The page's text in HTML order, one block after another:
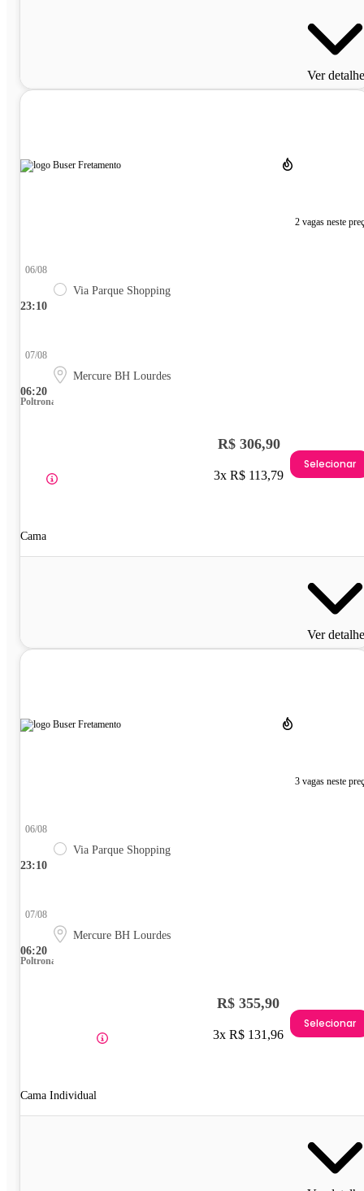
Ver
2 vagas neste
23:10
06/08
Via Parque Shopping
06:20
07/08
Mercure BH Lourdes
Poltrona
Cama
R$ 306,90
3x R$ 113,79
Selecionar
Ver
3 vagas neste
23:10
06/08
Via Parque Shopping
06:20
07/08
Mercure BH Lourdes
Poltrona
Cama Individual
R$ 355,90
3x R$ 131,96
Selecionar